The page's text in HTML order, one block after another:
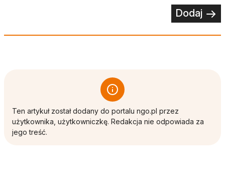
Dodaj
Ten artykuł został dodany do portalu ngo.pl przez
użytkownika, użytkowniczkę. Redakcja nie odpowiada za
jego treść.